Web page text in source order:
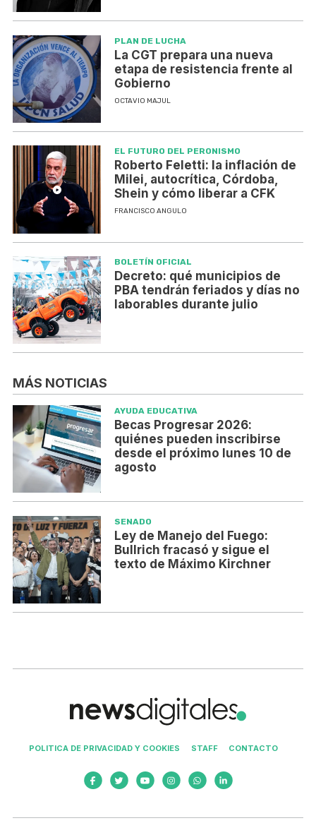
PLAN DE LUCHA
La CGT prepara una nueva
etapa de resistencia frente al
Gobierno
OCTAVIO MAJUL
EL FUTURO DEL PERONISMO
Roberto Feletti: la inflación de
Milei, autocrítica, Córdoba,
Shein y cómo liberar a CFK
FRANCISCO ANGULO
BOLETÍN OFICIAL
Decreto: qué municipios de
PBA tendrán feriados y días no
laborables durante julio
MÁS NOTICIAS
AYUDA EDUCATIVA
Becas Progresar 2026:
quiénes pueden inscribirse
desde el próximo lunes 10 de
agosto
SENADO
Ley de Manejo del Fuego:
Bullrich fracasó y sigue el
texto de Máximo Kirchner
POLITICA DE PRIVACIDAD Y COOKIES STAFF CONTACTO